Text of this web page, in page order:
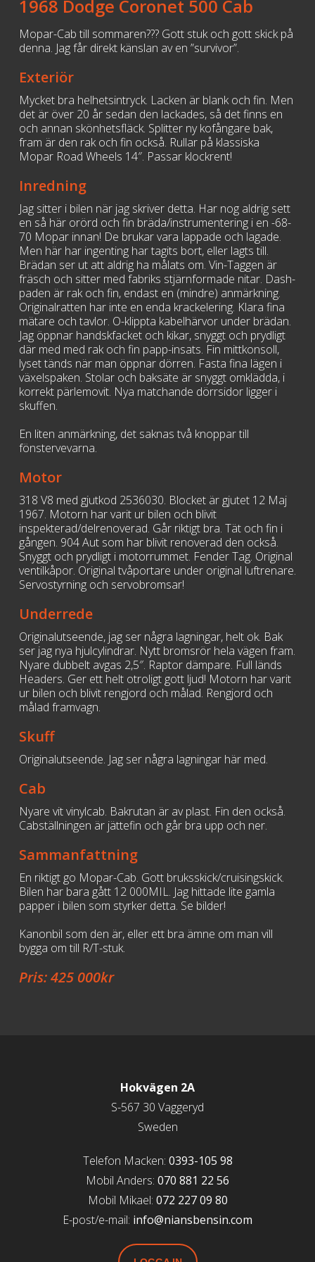
1968 Dodge Coronet 500 Cab
Mopar-Cab till sommaren??? Gott stuk och gott skick på
denna. Jag får direkt känslan av en ”survivor”.
Exteriör
Mycket bra helhetsintryck. Lacken är blank och fin. Men
det är över 20 år sedan den lackades, så det finns en
och annan skönhetsfläck. Splitter ny kofångare bak,
fram är den rak och fin också. Rullar på klassiska
Mopar Road Wheels 14″. Passar klockrent!
Inredning
Jag sitter i bilen när jag skriver detta. Har nog aldrig sett
en så här orörd och fin bräda/instrumentering i en -68-
70 Mopar innan! De brukar vara lappade och lagade.
Men här har ingenting har tagits bort, eller lagts till.
Brädan ser ut att aldrig ha målats om. Vin-Taggen är
fräsch och sitter med fabriks stjärnformade nitar. Dash-
paden är rak och fin, endast en (mindre) anmärkning.
Originalratten har inte en enda krackelering. Klara fina
mätare och tavlor. O-klippta kabelhärvor under brädan.
Jag öppnar handskfacket och kikar, snyggt och prydligt
där med med rak och fin papp-insats. Fin mittkonsoll,
lyset tänds när man öppnar dörren. Fasta fina lägen i
växelspaken. Stolar och baksäte är snyggt omklädda, i
korrekt pärlemovit. Nya matchande dörrsidor ligger i
skuffen.
En liten anmärkning, det saknas två knoppar till
fönstervevarna.
Motor
318 V8 med gjutkod 2536030. Blocket är gjutet 12 Maj
1967. Motorn har varit ur bilen och blivit
inspekterad/delrenoverad. Går riktigt bra. Tät och fin i
gången. 904 Aut som har blivit renoverad den också.
Snyggt och prydligt i motorrummet. Fender Tag. Original
ventilkåpor. Original tvåportare under original luftrenare.
Servostyrning och servobromsar!
Underrede
Originalutseende, jag ser några lagningar, helt ok. Bak
ser jag nya hjulcylindrar. Nytt bromsrör hela vägen fram.
Nyare dubbelt avgas 2,5″. Raptor dämpare. Full länds
Headers. Ger ett helt otroligt gott ljud! Motorn har varit
ur bilen och blivit rengjord och målad. Rengjord och
målad framvagn.
Skuff
Originalutseende. Jag ser några lagningar här med.
Cab
Nyare vit vinylcab. Bakrutan är av plast. Fin den också.
Cabställningen är jättefin och går bra upp och ner.
Sammanfattning
En riktigt go Mopar-Cab. Gott bruksskick/cruisingskick.
Bilen har bara gått 12 000MIL. Jag hittade lite gamla
papper i bilen som styrker detta. Se bilder!
Kanonbil som den är, eller ett bra ämne om man vill
bygga om till R/T-stuk.
Pris: 425 000kr
Hokvägen 2A
S-567 30 Vaggeryd
Sweden
Telefon Macken: 0393-105 98
Mobil Anders: 070 881 22 56
Mobil Mikael: 072 227 09 80
E-post/e-mail: info@niansbensin.com